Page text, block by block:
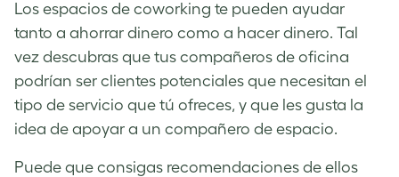
Los espacios de coworking te pueden ayudar
tanto a ahorrar dinero como a hacer dinero. Tal
vez descubras que tus compañeros de oficina
podrían ser clientes potenciales que necesitan el
tipo de servicio que tú ofreces, y que les gusta la
idea de apoyar a un compañero de espacio.
Puede que consigas recomendaciones de ellos